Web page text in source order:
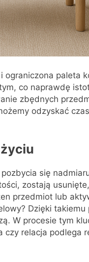
paleta
co naprawdę
zbędnych
odzyskać
się
zostają
przedmiot lub
Dzięki takiemu
W procesie tym
czy relacja podlega